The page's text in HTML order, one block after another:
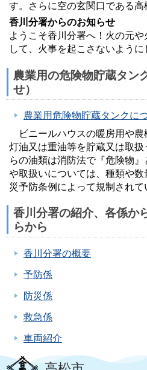
す。さらに空の玄関口である高
香川分署からのお知らせ
ようこそ香川分署へ！火の元
して、火事を起こさないように
農業用の危険物貯蔵タン
せ）
農業用危険物貯蔵タンクに
ビニールハウスの暖房用や農
灯油又は重油等を貯蔵又は取
らの油類は消防法で『危険物
や取扱いについては、種類や
災予防条例によって規制されて
香川分署の紹介、各係か
らから
香川分署の概要
予防係
防災係
救急係
車両紹介